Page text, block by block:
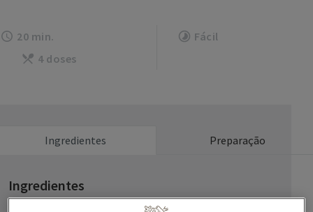
20 min.
Fácil
4 doses
Ingredientes Preparação
Ingredientes